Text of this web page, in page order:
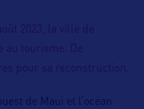
2023, la ville de
au tourisme. De
pour sa reconstruction.
de Maui et l’océan